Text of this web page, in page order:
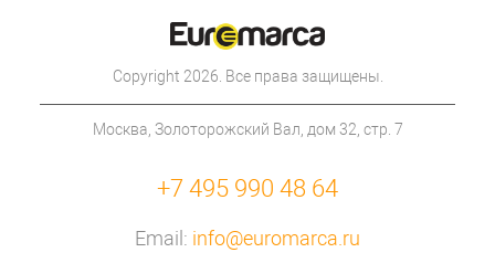
Copyright 2026. Все права защищены.
Москва, Золоторожский Вал, дом 32, стр. 7
+7 495 990 48 64
Email: info@euromarca.ru